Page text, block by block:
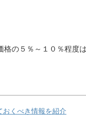
の５％～１０％程度
おくべき情報を紹介